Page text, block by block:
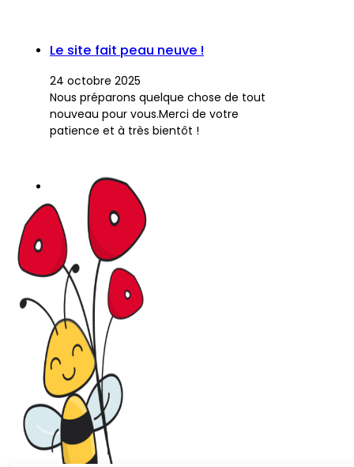
Le site fait peau neuve !
24 octobre 2025
Nous préparons quelque chose de tout
nouveau pour vous.Merci de votre
patience et à très bientôt !